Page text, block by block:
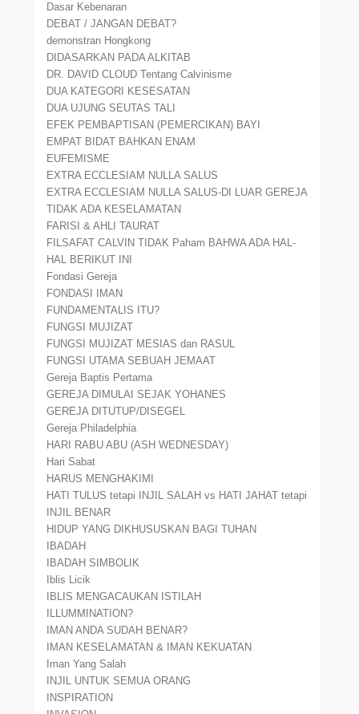
Dasar Kebenaran
DEBAT / JANGAN DEBAT?
demonstran Hongkong
DIDASARKAN PADA ALKITAB
DR. DAVID CLOUD Tentang Calvinisme
DUA KATEGORI KESESATAN
DUA UJUNG SEUTAS TALI
EFEK PEMBAPTISAN (PEMERCIKAN) BAYI
EMPAT BIDAT BAHKAN ENAM
EUFEMISME
EXTRA ECCLESIAM NULLA SALUS
EXTRA ECCLESIAM NULLA SALUS-DI LUAR GEREJA
TIDAK ADA KESELAMATAN
FARISI & AHLI TAURAT
FILSAFAT CALVIN TIDAK Paham BAHWA ADA HAL-
HAL BERIKUT INI
Fondasi Gereja
FONDASI IMAN
FUNDAMENTALIS ITU?
FUNGSI MUJIZAT
FUNGSI MUJIZAT MESIAS dan RASUL
FUNGSI UTAMA SEBUAH JEMAAT
Gereja Baptis Pertama
GEREJA DIMULAI SEJAK YOHANES
GEREJA DITUTUP/DISEGEL
Gereja Philadelphia
HARI RABU ABU (ASH WEDNESDAY)
Hari Sabat
HARUS MENGHAKIMI
HATI TULUS tetapi INJIL SALAH vs HATI JAHAT tetapi
INJIL BENAR
HIDUP YANG DIKHUSUSKAN BAGI TUHAN
IBADAH
IBADAH SIMBOLIK
Iblis Licik
IBLIS MENGACAUKAN ISTILAH
ILLUMMINATION?
IMAN ANDA SUDAH BENAR?
IMAN KESELAMATAN & IMAN KEKUATAN
Iman Yang Salah
INJIL UNTUK SEMUA ORANG
INSPIRATION